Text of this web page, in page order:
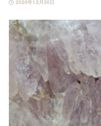
2020年12月30日